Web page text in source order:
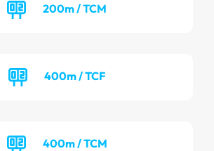
200m / TCM
400m / TCF
400m / TCM